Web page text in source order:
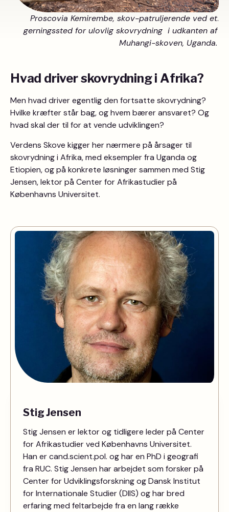
Proscovia Kemirembe, skov-patruljerende ved et
gerningssted for ulovlig skovrydning i udkanten af
Muhangi-skoven, Uganda.
.
Hvad driver skovrydning i Afrika?
Men hvad driver egentlig den fortsatte skovrydning?
Hvilke kræfter står bag, og hvem bærer ansvaret? Og
hvad skal der til for at vende udviklingen?
Verdens Skove kigger her nærmere på årsager til
skovrydning i Afrika, med eksempler fra Uganda og
Etiopien, og på konkrete løsninger sammen med Stig
Jensen, lektor på Center for Afrikastudier på
Københavns Universitet.
Stig Jensen
Stig Jensen er lektor og tidligere leder på Center
for Afrikastudier ved Københavns Universitet.
Han er cand.scient.pol. og har en PhD i geografi
fra RUC. Stig Jensen har arbejdet som forsker på
Center for Udviklingsforskning og Dansk Institut
for Internationale Studier (DIIS) og har bred
erfaring med feltarbejde fra en lang række